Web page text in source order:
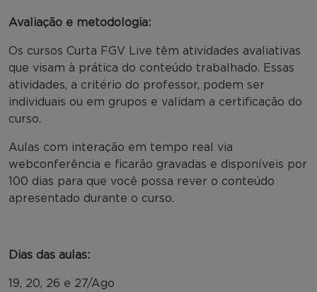
Avaliação e metodologia:
Os cursos Curta FGV Live têm atividades avaliativas
que visam à prática do conteúdo trabalhado. Essas
atividades, a critério do professor, podem ser
individuais ou em grupos e validam a certificação do
curso.
Aulas com interação em tempo real via
webconferência e ficarão gravadas e disponíveis por
100 dias para que você possa rever o conteúdo
apresentado durante o curso.
Dias das aulas:
19, 20, 26 e 27/Ago